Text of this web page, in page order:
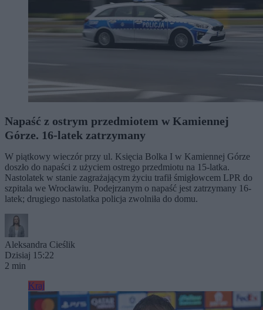
Napaść z ostrym przedmiotem w Kamiennej
Górze. 16-latek zatrzymany
W piątkowy wieczór przy ul. Księcia Bolka I w Kamiennej Górze
doszło do napaści z użyciem ostrego przedmiotu na 15-latka.
Nastolatek w stanie zagrażającym życiu trafił śmigłowcem LPR do
szpitala we Wrocławiu. Podejrzanym o napaść jest zatrzymany 16-
latek; drugiego nastolatka policja zwolniła do domu.
Aleksandra Cieślik
Dzisiaj 15:22
2 min
Kraj